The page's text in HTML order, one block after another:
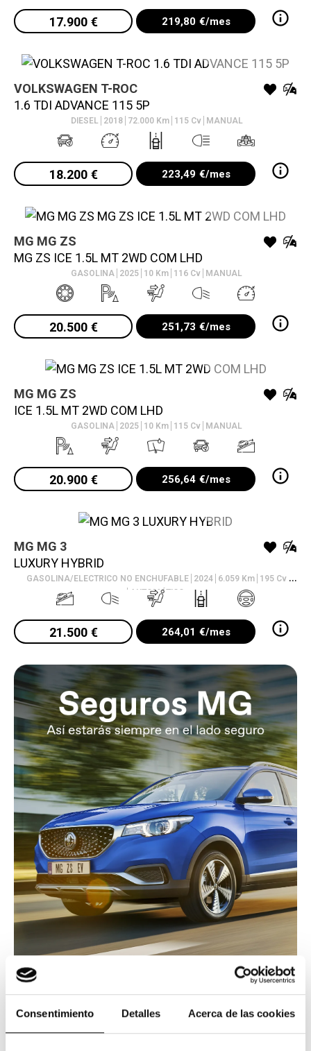
Consentimiento Detalles Acerca de las cookies
17.900 € 219,80 €/mes
VO
VOLKSWAGEN T-ROC
1.6 TDI ADVANCE 115 5P
DIESEL 2018 72.000Km 115Cv MANUAL
18.200 € 223,49 €/mes
VO
MG MG ZS
MG ZS ICE 1.5L MT 2WD COM LHD
GASOLINA 2025 10 Km 116 Cv MANUAL
20.500 € 251,73 €/mes
VO
MG MG ZS
ICE 1.5L MT 2WD COM LHD
GASOLINA 2025 10 Km 115 Cv MANUAL
20.900 € 256,64 €/mes
VO
MG MG 3
LUXURY HYBRID
GASOLINA/ELECTRICO NO ENCHUFABLE 2024 6.059 Km 195 Cv
AUTOMÁTICO
21.500 € 264,01 €/mes